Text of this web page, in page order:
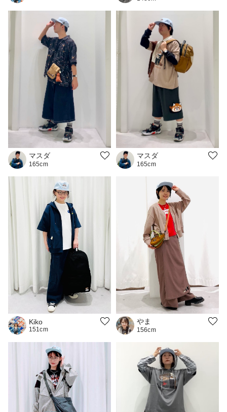
マスダ
165cm
マスダ
165cm
Kiko
151cm
やま
156cm